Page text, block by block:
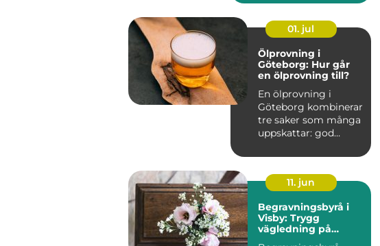
hand ...
01. jul
Ölprovning i
Göteborg: Hur går
en ölprovning till?
En ölprovning i
Göteborg kombinerar
tre saker som många
uppskattar: god
11. jun
Begravningsbyrå i
Visby: Trygg
vägledning på